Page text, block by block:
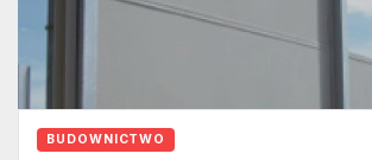
BUDOWNICTWO